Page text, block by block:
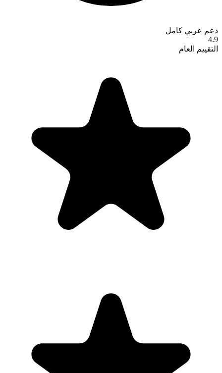
دعم عربي كامل
4.9
التقييم العام